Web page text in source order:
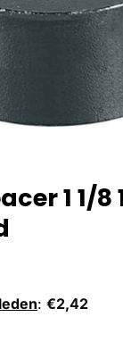
1 1/8
: €2,42